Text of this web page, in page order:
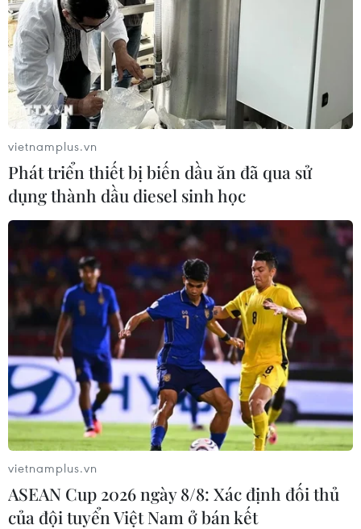
vietnamplus.vn
Phát triển thiết bị biến dầu ăn đã qua sử
dụng thành dầu diesel sinh học
vietnamplus.vn
ASEAN Cup 2026 ngày 8/8: Xác định đối thủ
của đội tuyển Việt Nam ở bán kết